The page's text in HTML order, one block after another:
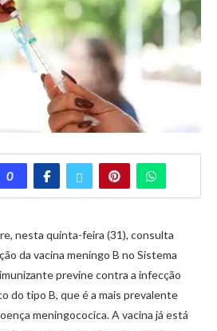
0
nesta quinta-feira (31), consulta
da vacina meningo B no Sistema
previne contra a infecção
do tipo B, que é a mais prevalente
meningococica. A vacina já está